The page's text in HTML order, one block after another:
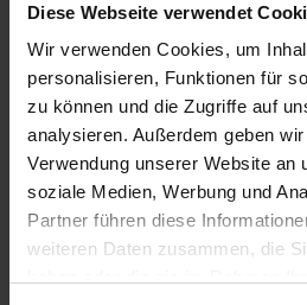
Diese Webseite verwendet
Wir verwenden Cookies, um
personalisieren, Funktionen für
zu können und die Zugriffe auf
analysieren. Außerdem geben
Verwendung unserer Website an
soziale Medien, Werbung und
Partner führen diese
weiteren Daten zusammen, die
Gebrauchtwagen
Typ
Pkw
Kilometerstand
54.750
Erstzulassung
05/2023
Zustand
Leistung
180 kW